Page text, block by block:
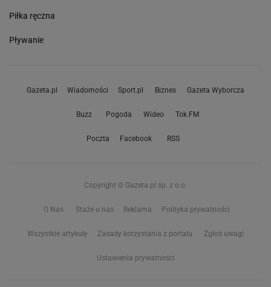
Piłka ręczna
Pływanie
Gazeta.pl Wiadomości Sport.pl Biznes Gazeta Wyborcza
Buzz Pogoda Wideo Tok.FM
Poczta Facebook RSS
Copyright © Gazeta.pl sp. z o.o.
O Nas Staże u nas Reklama Polityka prywatności
Wszystkie artykuły Zasady korzystania z portalu Zgłoś uwagi
Ustawienia prywatności